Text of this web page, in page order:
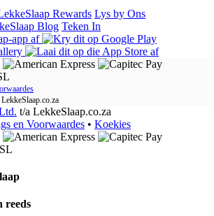
Rewards Lys by Ons
Blog Teken In
LekkeSlaap.co.za
t/a LekkeSlaap.co.za
en Voorwaardes • Koekies
​​reeds